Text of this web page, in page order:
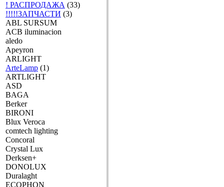
! РАСПРОДАЖА (33)
!!!!!ЗАПЧАСТИ (3)
ABL SURSUM
ACB iluminacion
aledo
Apeyron
ARLIGHT
ArteLamp (1)
ARTLIGHT
ASD
BAGA
Berker
BIRONI
Blux Veroca
comtech lighting
Concoral
Crystal Lux
Derksen+
DONOLUX
Duralaght
ECOPHON